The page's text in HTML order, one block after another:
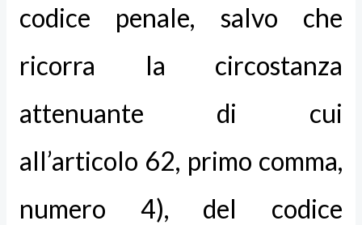
codice penale, salvo che
ricorra la circostanza
attenuante di cui
all’articolo 62, primo comma,
numero 4), del codice